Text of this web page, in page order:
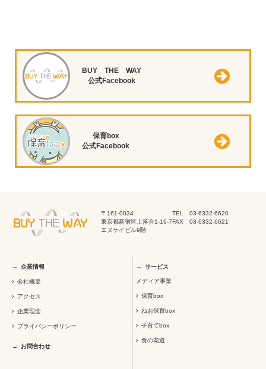
BUY THE WAY
公式Facebook
保育box
公式Facebook
〒161-0034
東京都新宿区上落合1-16-7
エヌケイビル9階
TEL 03-6332-6620
FAX 03-6332-6621
企業情報
会社概要
アクセス
企業理念
プライバシーポリシー
お問合わせ
サービス
メディア事業
保育box
ねお保育box
子育てbox
食の花道